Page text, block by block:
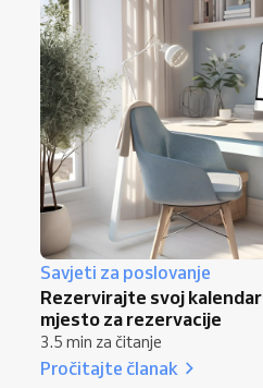
Savjeti za poslovanje
Rezervirajte svoj
mjesto za rezervacije
3.5 min za čitanje
Pročitajte članak